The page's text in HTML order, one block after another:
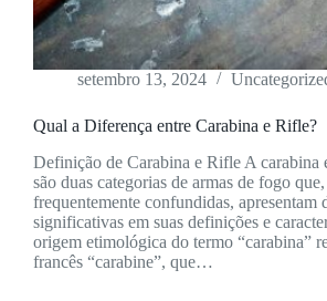
setembro 13, 2024
Qual a Diferença entre Carabina e Rifle?
Definição de Carabina e Rifle A carabina
são duas categorias de armas de fogo
frequentemente confundidas, apresentam
significativas em suas definições e
origem etimológica do termo “carabina”
francês “carabine”, que…